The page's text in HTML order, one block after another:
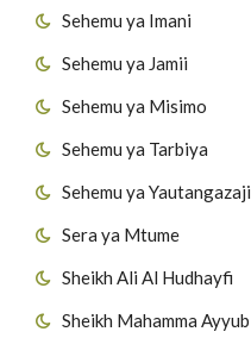
Sehemu ya Imani
Sehemu ya Jamii
Sehemu ya Misimo
Sehemu ya Tarbiya
Sehemu ya Yautangazaji
Sera ya Mtume
Sheikh Ali Al Hudhayfi
Sheikh Mahamma Ayyub